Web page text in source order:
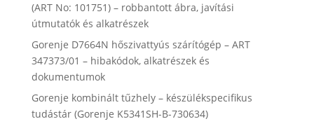
(ART No: 101751) – robbantott ábra, javítási
útmutatók és alkatrészek
Gorenje D7664N hőszivattyús szárítógép – ART
347373/01 – hibakódok, alkatrészek és
dokumentumok
Gorenje kombinált tűzhely – készülékspecifikus
tudástár (Gorenje K5341SH-B-730634)